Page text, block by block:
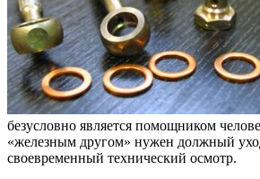
безусловно является помощником
«железным другом» нужен должный
своевременный технический осмотр.